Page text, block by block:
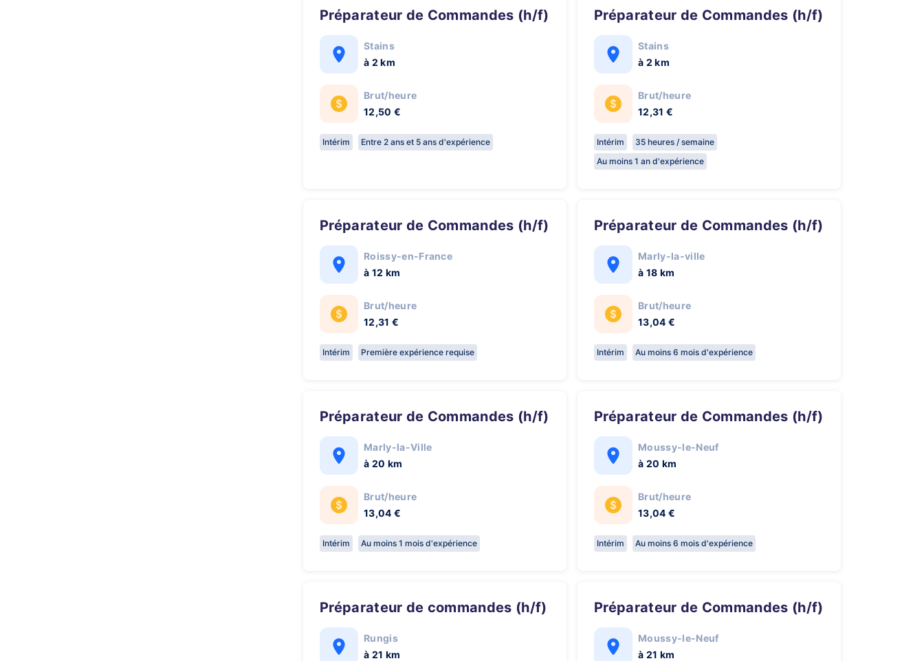
Préparateur de Commandes (h/f)
Stains
à 2 km
Brut/heure
12,50 €
Intérim Entre 2 ans et 5 ans d'expérience
Préparateur de Commandes (h/f)
Stains
à 2 km
Brut/heure
12,31 €
Intérim
35 heures / semaine
Au moins 1 an d'expérience
Préparateur de Commandes (h/f)
Roissy-en-France
à 12 km
Brut/heure
12,31 €
Intérim Première expérience requise
Préparateur de Commandes (h/f)
Marly-la-ville
à 18 km
Brut/heure
13,04 €
Intérim Au moins 6 mois d'expérience
Préparateur de Commandes (h/f)
Marly-la-Ville
à 20 km
Brut/heure
13,04 €
Intérim Au moins 1 mois d'expérience
Préparateur de Commandes (h/f)
Moussy-le-Neuf
à 20 km
Brut/heure
13,04 €
Intérim Au moins 6 mois d'expérience
Préparateur de commandes (h/f)
Rungis
à 21 km
Préparateur de Commandes (h/f)
Moussy-le-Neuf
à 21 km